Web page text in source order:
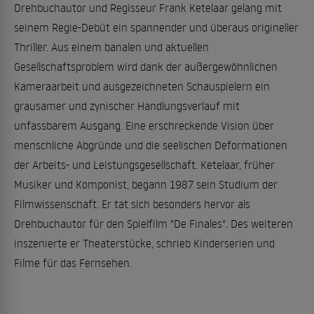
Drehbuchautor und Regisseur Frank Ketelaar gelang mit
seinem Regie-Debüt ein spannender und überaus origineller
Thriller. Aus einem banalen und aktuellen
Gesellschaftsproblem wird dank der außergewöhnlichen
Kameraarbeit und ausgezeichneten Schauspielern ein
grausamer und zynischer Handlungsverlauf mit
unfassbarem Ausgang. Eine erschreckende Vision über
menschliche Abgründe und die seelischen Deformationen
der Arbeits- und Leistungsgesellschaft. Ketelaar, früher
Musiker und Komponist, begann 1987 sein Studium der
Filmwissenschaft. Er tat sich besonders hervor als
Drehbuchautor für den Spielfilm "De Finales". Des weiteren
inszenierte er Theaterstücke, schrieb Kinderserien und
Filme für das Fernsehen.